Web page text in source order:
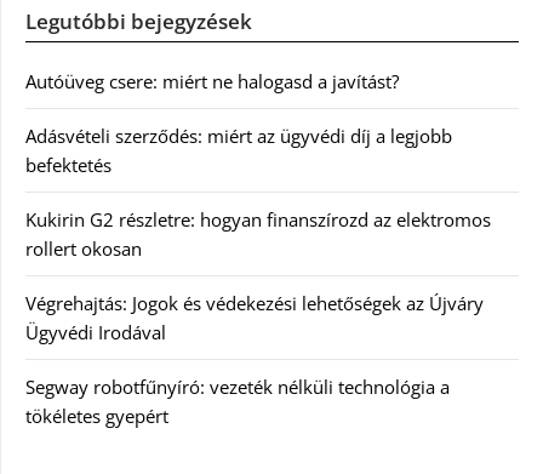
Legutóbbi bejegyzések
Autóüveg csere: miért ne halogasd a javítást?
Adásvételi szerződés: miért az ügyvédi díj a legjobb
befektetés
Kukirin G2 részletre: hogyan finanszírozd az elektromos
rollert okosan
Végrehajtás: Jogok és védekezési lehetőségek az Újváry
Ügyvédi Irodával
Segway robotfűnyíró: vezeték nélküli technológia a
tökéletes gyepért